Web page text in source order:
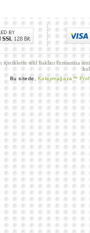
telif hakları firmamıza
Bu sitede, Kolaymağaza™